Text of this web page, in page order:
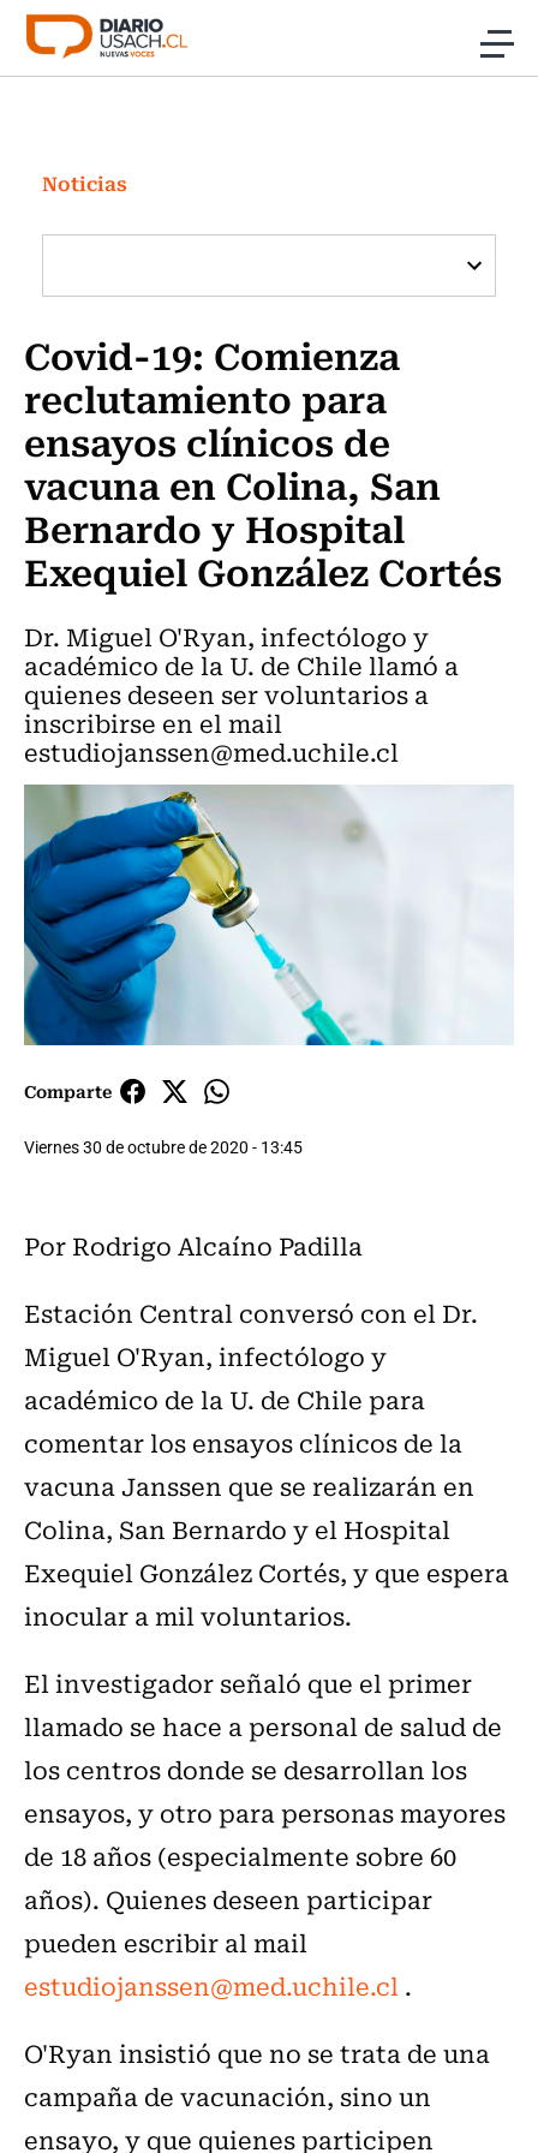
Click acá para ir directamente al contenido
Investigación
Cultura
Programas Radio y TV Usach
Noticias
Covid-19: Comienza
reclutamiento para
ensayos clínicos de
vacuna en Colina, San
Bernardo y Hospital
Exequiel González Cortés
Dr. Miguel O'Ryan, infectólogo y
académico de la U. de Chile llamó a
quienes deseen ser voluntarios a
inscribirse en el mail
estudiojanssen@med.uchile.cl
Comparte
Viernes 30 de octubre de 2020 - 13:45
Por Rodrigo Alcaíno Padilla
Estación Central conversó con el Dr.
Miguel O'Ryan, infectólogo y
académico de la U. de Chile para
comentar los ensayos clínicos de la
vacuna Janssen que se realizarán en
Colina, San Bernardo y el Hospital
Exequiel González Cortés, y que espera
inocular a mil voluntarios.
El investigador señaló que el primer
llamado se hace a personal de salud de
los centros donde se desarrollan los
ensayos, y otro para personas mayores
de 18 años (especialmente sobre 60
años). Quienes deseen participar
pueden escribir al mail
estudiojanssen@med.uchile.cl.
O'Ryan insistió que no se trata de una
campaña de vacunación, sino un
ensayo, y que quienes participen